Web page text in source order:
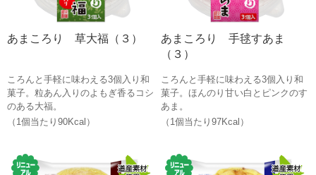
あまころり 草大福（３）
ころんと手軽に味わえる3個入り和
菓子。粒あん入りのよもぎ香るコシ
のある大福。
（1個当たり90Kcal）
あまころり 手毬すあま
（３）
ころんと手軽に味わえる3個入り和
菓子。ほんのり甘い白とピンクのす
あま。
（1個当たり97Kcal）